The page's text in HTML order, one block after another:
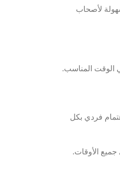
لأصحاب
الوقت المناسب.
فردي بكل
الأوقات.